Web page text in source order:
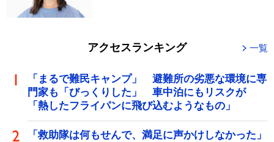
アクセスランキング 一覧
「まるで難民キャンプ」 避難所の劣悪な環境に専
門家も「びっくりした」 車中泊にもリスクが
「熱したフライパンに飛び込むようなもの」
「救助隊は何もせんで、満足に声かけしなかった」